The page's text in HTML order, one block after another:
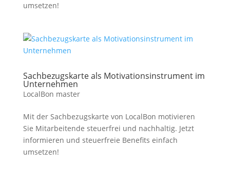
umsetzen!
Sachbezugskarte als Motivationsinstrument im
Unternehmen
LocalBon master
Mit der Sachbezugskarte von LocalBon motivieren
Sie Mitarbeitende steuerfrei und nachhaltig. Jetzt
informieren und steuerfreie Benefits einfach
umsetzen!